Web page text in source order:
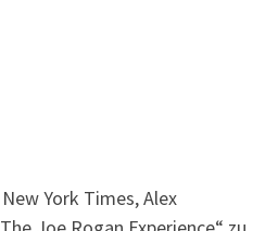
York Times, Alex